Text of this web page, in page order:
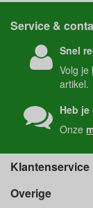
Service &
Snel
Volg je
artikel.
Heb
Onze
Klantenservice
Overige